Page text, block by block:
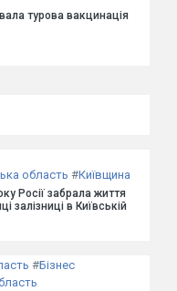
турова вакцинація
область #Київщина
Росії забрала життя
залізниці в Київській
#Бізнес